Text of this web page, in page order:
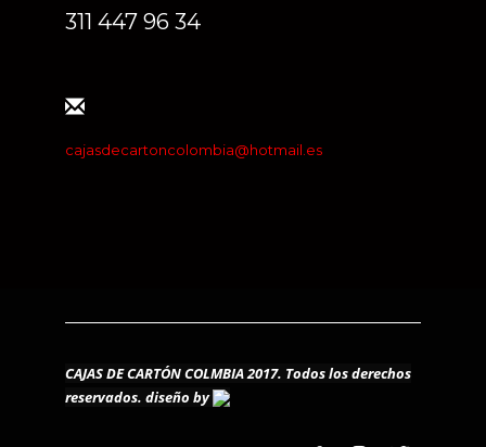
311 447 96 34
cajasdecartoncolombia@hotmail.es
CAJAS DE CARTÓN COLMBIA 2017. Todos los derechos
reservados. diseño by